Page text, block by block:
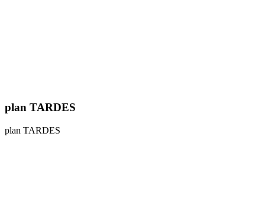
plan TARDES
plan TARDES